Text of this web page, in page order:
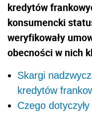
kredytów
konsumencki
weryfikowały
obecności w nich
Skargi
kredytów
Czego